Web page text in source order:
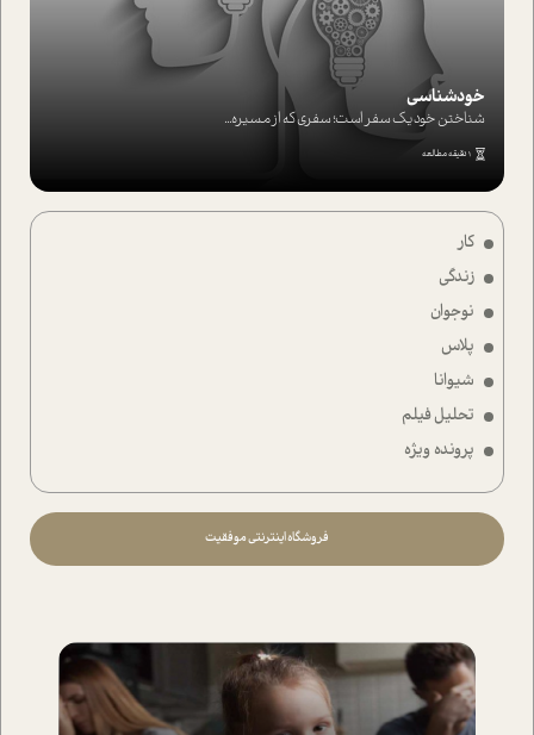
کار
زندگی
نوجوان
پلاس
شیوانا
تحلیل فیلم
پرونده ویژه
فروشگاه اینترنتی موفقیت
خودشناسی
شناختن خود یک سفر است؛ سفری که از مسیره...
1 دقیقه مطالعه